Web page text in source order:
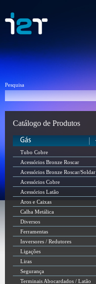
Pesquisa
Catálogo de Produtos
Tubo Cobre
Acessórios Bronze Roscar
Acessórios Bronze Roscar/Soldar
Acessórios Cobre
Acessórios Latão
Aros e Caixas
Calha Metálica
Diversos
Ferramentas
Inversores / Redutores
Ligações
Liras
Segurança
Terminais Abocardados / Latão